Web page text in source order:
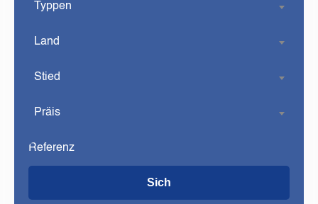
Typpen
Land
Stied
Präis
Sich